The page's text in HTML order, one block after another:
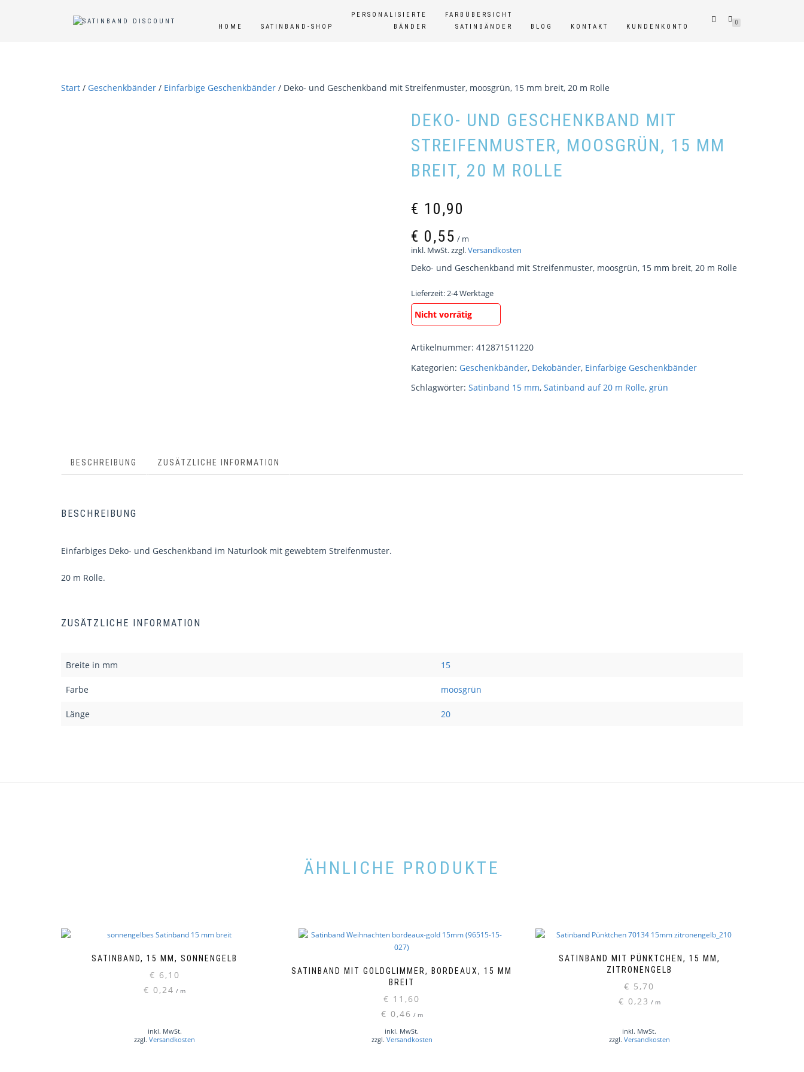
HOME SATINBAND-SHOP
PERSONALISIERTE
BÄNDER
FARBÜBERSICHT
SATINBÄNDER
BLOG KONTAKT KUNDENKONTO
0
Start / Geschenkbänder / Einfarbige Geschenkbänder / Deko- und Geschenkband mit Streifenmuster, moosgrün, 15 mm breit, 20 m Rolle
DEKO- UND GESCHENKBAND MIT
STREIFENMUSTER, MOOSGRÜN, 15 MM
BREIT, 20 M ROLLE
€ 10,90
€ 0,55 / m
inkl. MwSt.zzgl.Versandkosten
Deko- und Geschenkband mit Streifenmuster, moosgrün, 15 mm breit, 20 m Rolle
Lieferzeit:2-4 Werktage
Nicht vorrätig
Artikelnummer: 412871511220
Kategorien: Geschenkbänder, Dekobänder, Einfarbige Geschenkbänder
Schlagwörter: Satinband 15 mm, Satinband auf 20 m Rolle, grün
BESCHREIBUNG ZUSÄTZLICHE INFORMATION
BESCHREIBUNG
Einfarbiges Deko- und Geschenkband im Naturlook mit gewebtem Streifenmuster.
20 m Rolle.
ZUSÄTZLICHE INFORMATION
Breite in mm 15
Farbe moosgrün
Länge 20
ÄHNLICHE PRODUKTE
SATINBAND, 15 MM, SONNENGELB
€ 6,10
€ 0,24 / m
inkl. MwSt.
zzgl.Versandkosten
SATINBAND MIT GOLDGLIMMER, BORDEAUX, 15 MM
BREIT
€ 11,60
€ 0,46 / m
inkl. MwSt.
zzgl. Versandkosten
SATINBAND MIT PÜNKTCHEN, 15 MM,
ZITRONENGELB
€ 5,70
€ 0,23 / m
inkl. MwSt.
zzgl. Versandkosten